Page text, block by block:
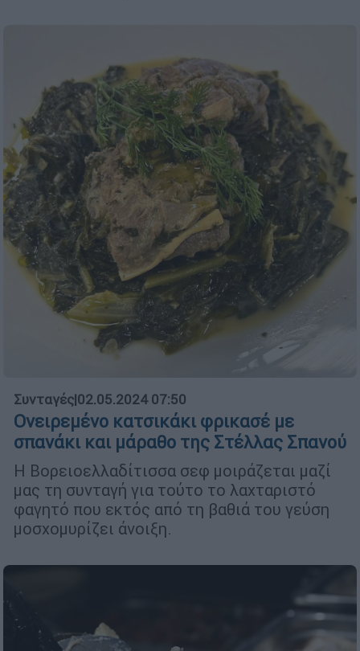
Συνταγές|02.05.2024 07:50
Ονειρεμένο κατσικάκι φρικασέ με
σπανάκι και μάραθο της Στέλλας Σπανού
Η Βορειοελλαδίτισσα σεφ μοιράζεται μαζί
μας τη συνταγή για τούτο το λαχταριστό
φαγητό που εκτός από τη βαθιά του γεύση
μοσχομυρίζει άνοιξη.